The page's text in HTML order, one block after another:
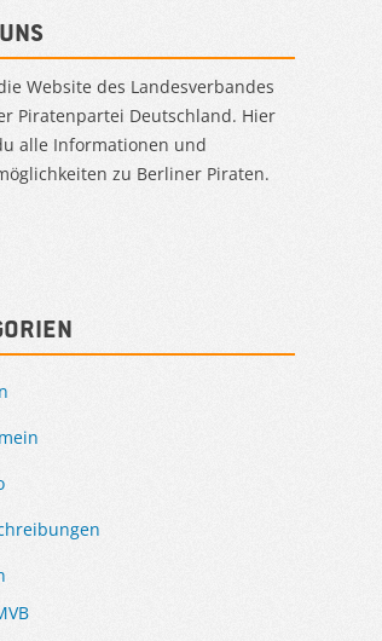
Website des Landesverbandes
Piratenpartei Deutschland. Hier
alle Informationen und
zu Berliner Piraten.